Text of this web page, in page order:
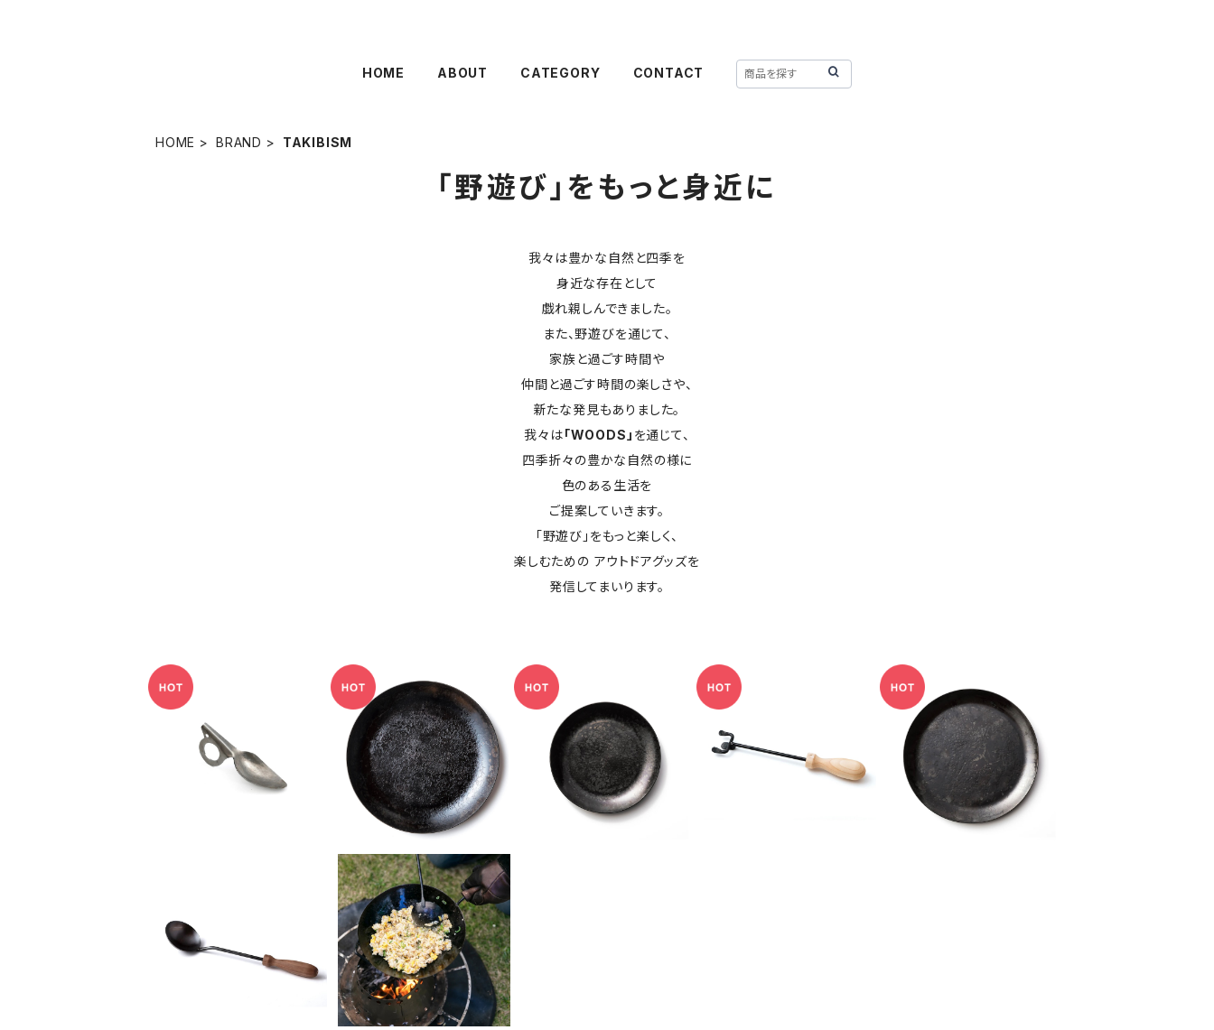
HOME ABOUT CATEGORY CONTACT
HOME BRAND TAKIBISM
「野遊び」をもっと身近に
我々は豊かな自然と四季を
身近な存在として
戯れ親しんできました。
また、野遊びを通じて、
家族と過ごす時間や
仲間と過ごす時間の楽しさや、
新たな発見もありました。
我々は「WOODS」 を通じて、
四季折々の豊かな自然の様に
色のある生活を
ご提案していきます。
「野遊び」をもっと楽しく、
楽しむための アウトドアグッズを
発信してまいります。
TAKIBISM IRON LEA
F SPOON / タキビズム
アイアンリーフスプーン
¥5,720
TAKIBISM FRYING P
AN DISH LARGE / タ
キビズム フライパンディ
ッシュ®︎ 大
¥5,720
TAKIBISM FRYING P
AN DISH SMALL / タ
キビズム フライパンディ
ッシュ®︎ 小
¥3,520
TAKIBISM DISH HA
NDLE / タキビズム ディ
ッシュハンドル
¥5,500
TAKIBISM FRYING P
AN DISH MEDIUM /
タキビズム フライパンデ
ィッシュ®︎ 中
¥4,620
TAKIBISM O-TAMA /
タキビズム お玉
¥3,300
TAKIBISM CHUKA N
ABE / タキビズム 中華
鍋
¥13,200
SOLD OUT